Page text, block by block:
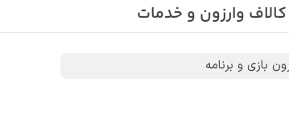
وارزون و خدمات
بازی و برنامه